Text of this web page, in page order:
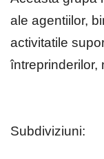
ale agentiilor,
activitatile
întreprinderilor,
Subdiviziuni: